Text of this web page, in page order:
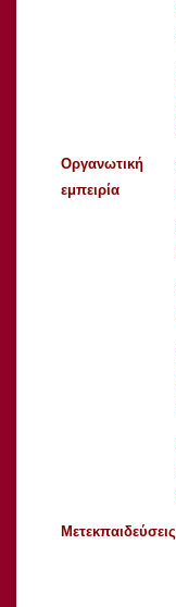
Οργανωτική
εμπειρία
Μετεκπαιδεύσεις